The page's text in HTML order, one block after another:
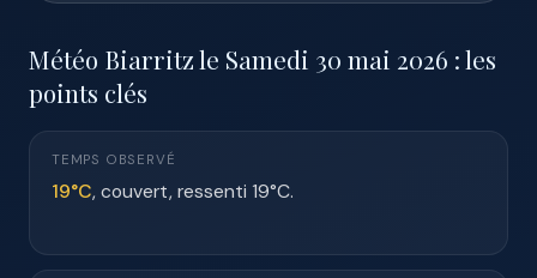
Météo Biarritz le Samedi 30 mai 2026 : les
points clés
TEMPS OBSERVÉ
19°C, couvert, ressenti 19°C.